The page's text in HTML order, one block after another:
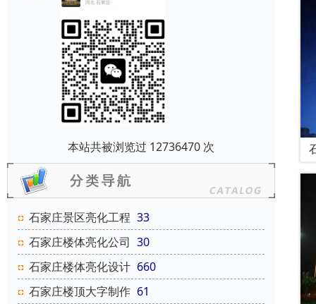
本站共被浏览过 12736470 次
石家庄景区亮化工程 33
石家庄楼体亮化公司 30
石家庄楼体亮化设计 660
石家庄楼顶大字制作 61